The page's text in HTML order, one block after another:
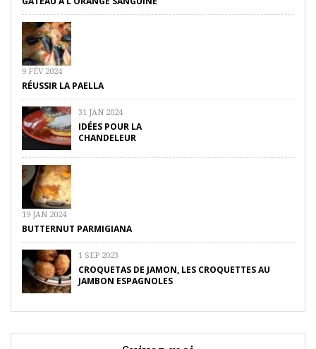
9 FÉV 2024
RÉUSSIR LA PAELLA
31 JAN 2024
IDÉES POUR LA
CHANDELEUR
19 JAN 2024
BUTTERNUT PARMIGIANA
1 SEP 2023
CROQUETAS DE JAMON, LES CROQUETTES AU
JAMBON ESPAGNOLES